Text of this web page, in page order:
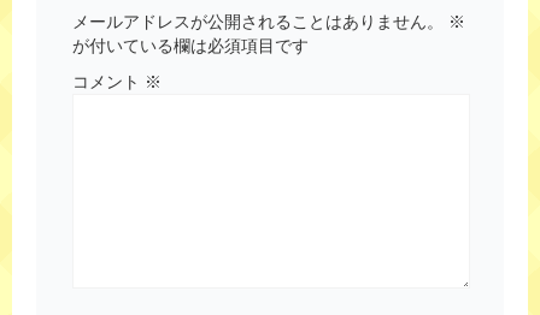
メールアドレスが公開されることはありません。
※
が付いている欄は必須項目です
コメント ※